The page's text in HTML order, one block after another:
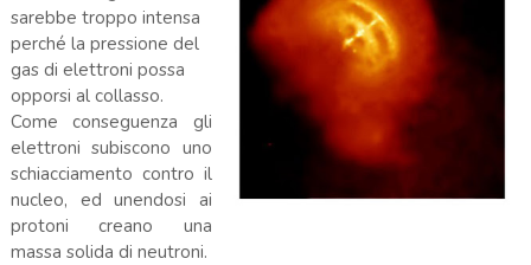
sarebbe troppo intensa
perché la pressione del
gas di elettroni possa
opporsi al collasso.
Come conseguenza gli
elettroni subiscono uno
schiacciamento contro il
nucleo, ed unendosi ai
protoni creano una
massa solida di neutroni.